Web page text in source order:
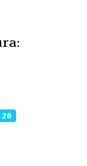
è destinato a
queste un
a
26